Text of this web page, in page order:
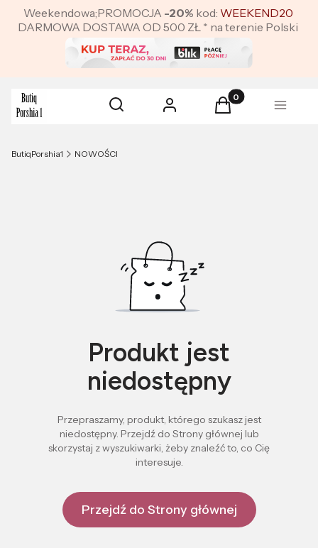
Weekendowa;PROMOCJA -20% kod: WEEKEND20
DARMOWA DOSTAWA OD 500 ZŁ * na terenie Polski
Otwórz wyszukiwarkę
Szukaj Zaloguj się Produkty w
Koszyk Menu
ButiqPorshia1 NOWOŚCI
Produkt jest
niedostępny
Przepraszamy, produkt, którego szukasz jest
niedostępny. Przejdź do Strony głównej lub
skorzystaj z wyszukiwarki, żeby znaleźć to, co Cię
interesuje.
Przejdź do Strony głównej